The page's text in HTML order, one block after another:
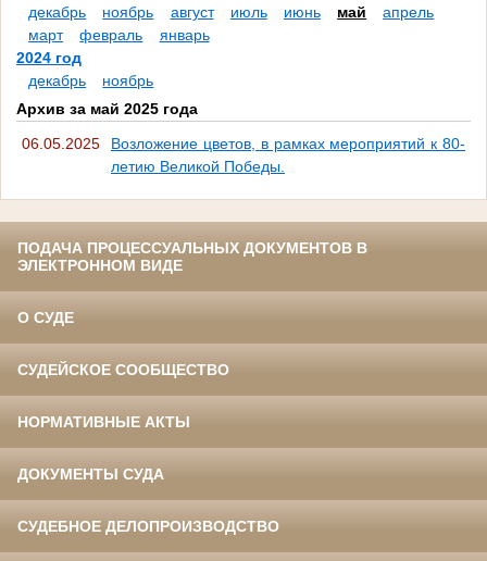
декабрь
ноябрь август июль июнь май
апрель
март
февраль
январь
2024 год
декабрь
ноябрь
Архив за май 2025 года
06.05.2025
Возложение цветов, в рамках мероприятий к 80-
летию Великой Победы.
ПОДАЧА ПРОЦЕССУАЛЬНЫХ ДОКУМЕНТОВ В
ЭЛЕКТРОННОМ ВИДЕ
О СУДЕ
СУДЕЙСКОЕ СООБЩЕСТВО
НОРМАТИВНЫЕ АКТЫ
ДОКУМЕНТЫ СУДА
СУДЕБНОЕ ДЕЛОПРОИЗВОДСТВО